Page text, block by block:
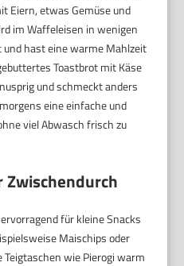
Eiern, etwas Gemüse und
im Waffeleisen in wenigen
und hast eine warme Mahlzeit
Toastbrot mit Käse
und schmeckt anders
eine einfache und
viel Abwasch frisch zu
Zwischendurch
für kleine Snacks
Maischips oder
wie Pierogi warm